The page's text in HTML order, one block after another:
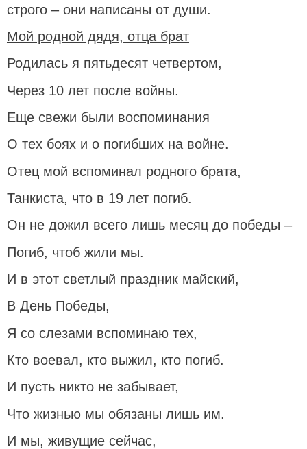
строго – они написаны от души.
Мой родной дядя, отца брат
Родилась я пятьдесят четвертом,
Через 10 лет после войны.
Еще свежи были воспоминания
О тех боях и о погибших на войне.
Отец мой вспоминал родного брата,
Танкиста, что в 19 лет погиб.
Он не дожил всего лишь месяц до победы –
Погиб, чтоб жили мы.
И в этот светлый праздник майский,
В День Победы,
Я со слезами вспоминаю тех,
Кто воевал, кто выжил, кто погиб.
И пусть никто не забывает,
Что жизнью мы обязаны лишь им.
И мы, живущие сейчас,